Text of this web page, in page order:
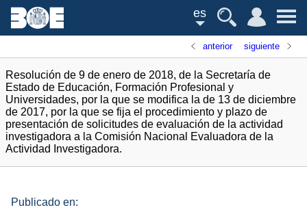
es
anterior siguiente
Resolución de 9 de enero de 2018, de la Secretaría de
Estado de Educación, Formación Profesional y
Universidades, por la que se modifica la de 13 de diciembre
de 2017, por la que se fija el procedimiento y plazo de
presentación de solicitudes de evaluación de la actividad
investigadora a la Comisión Nacional Evaluadora de la
Actividad Investigadora.
Publicado en: